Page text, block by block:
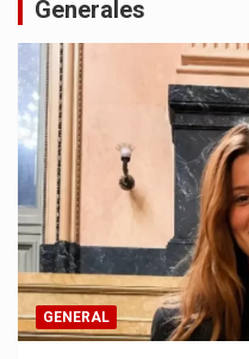
Generales
GENERAL